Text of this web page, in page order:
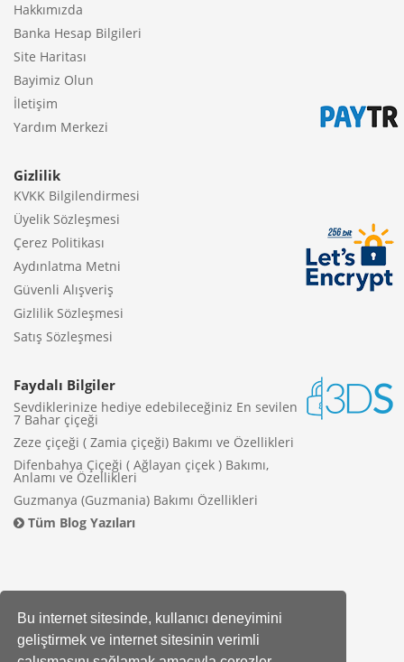
Bu internet sitesinde, kullanıcı deneyimini
geliştirmek ve internet sitesinin verimli
Hakkımızda
Banka Hesap Bilgileri
Site Haritası
Bayimiz Olun
İletişim
Yardım Merkezi
Gizlilik
KVKK Bilgilendirmesi
Üyelik Sözleşmesi
Çerez Politikası
Aydınlatma Metni
Güvenli Alışveriş
Gizlilik Sözleşmesi
Satış Sözleşmesi
Faydalı Bilgiler
Sevdiklerinize hediye edebileceğiniz En sevilen
7 Bahar çiçeği
Zeze çiçeği ( Zamia çiçeği) Bakımı ve Özellikleri
Difenbahya Çiçeği ( Ağlayan çiçek ) Bakımı,
Anlamı ve Özellikleri
Guzmanya (Guzmania) Bakımı Özellikleri
Tüm Blog Yazıları